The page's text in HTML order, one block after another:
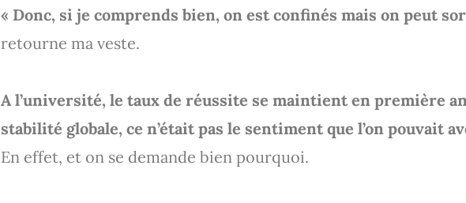
« Donc, si je comprends bien, on est confinés mais on peut
retourne ma veste.
A l’université, le taux de réussite se maintient en première
stabilité globale, ce n’était pas le sentiment que l’on pouvait
En effet, et on se demande bien pourquoi.